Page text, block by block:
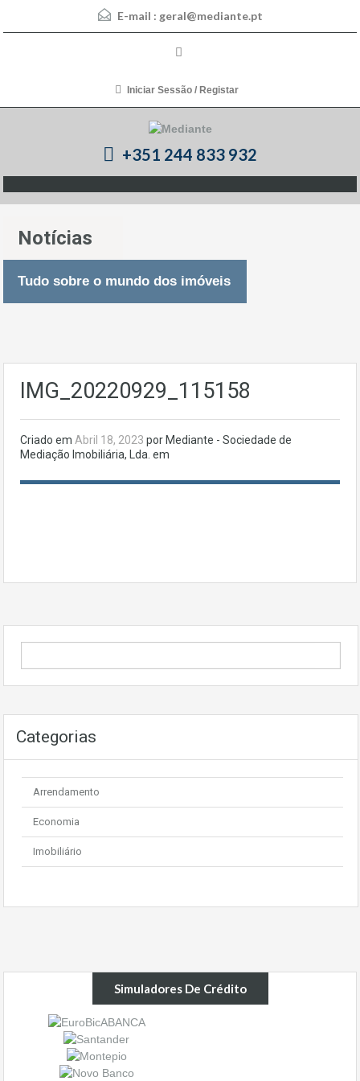
E-mail : geral@mediante.pt
Iniciar Sessão / Registar
+351 244 833 932
Notícias
Tudo sobre o mundo dos imóveis
IMG_20220929_115158
Criado em Abril 18, 2023 por Mediante - Sociedade de
Mediação Imobiliária, Lda. em
Categorias
Arrendamento
Economia
Imobiliário
Simuladores De Crédito